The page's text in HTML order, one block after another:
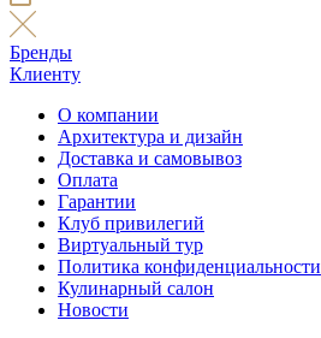
Бренды
Клиенту
О компании
Архитектура и дизайн
Доставка и самовывоз
Оплата
Гарантии
Клуб привилегий
Виртуальный тур
Политика конфиденциальности
Кулинарный салон
Новости